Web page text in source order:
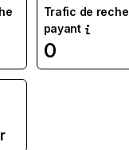
Trafic de
payant
0